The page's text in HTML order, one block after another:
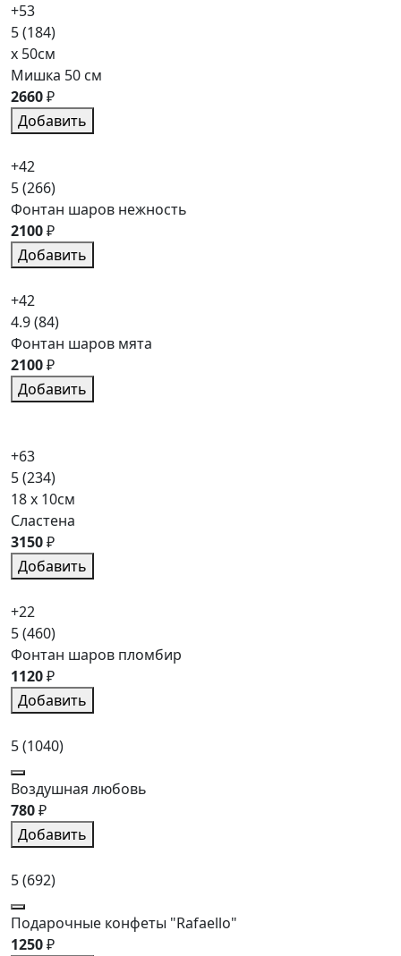
+53
5(184)
x 50см
Мишка 50 см
2660₽
Добавить
+42
5(266)
Фонтан шаров нежность
2100₽
Добавить
+42
4.9(84)
Фонтан шаров мята
2100₽
Добавить
+63
5(234)
18 x 10см
Сластена
3150₽
Добавить
+22
5(460)
Фонтан шаров пломбир
1120₽
Добавить
5(1040)
Воздушная любовь
780₽
Добавить
5(692)
Подарочные конфеты "Rafaello"
1250₽